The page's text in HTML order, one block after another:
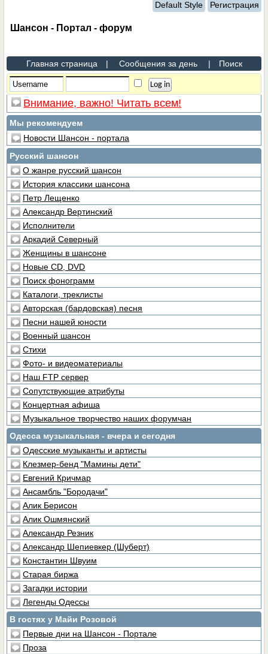
Default Style Регистрация
Шансон - Портал - форум
Главная страница | Сообщения за день | Поиск
Внимание, важно! Читать всем!
Мы рекомендуем
Новости Шансон - портала
Русский шансон
О жанре русский шансон
История классики шансона
Петр Лещенко
Александр Вертинский
Исполнители
Аркадий Северный
Женщины в шансоне
Новые CD, DVD
Поиск фонограмм
Каталоги, треклисты
Авторская (бардовская) песня
Песни нашей юности
Военный шансон
Стихи
Фото- и видеоматериалы
Наш FTP сервер
Сопутствующие атрибуты
Концертная афиша
Музыкальное творчество наших форумчан
Одесса музыкальная - вчера и сегодня
Одесские музыканты и артисты
Клезмер-бенд "Мамины дети"
Евгений Кричмар
Ансамбль "Бородачи"
Алик Берисон
Алик Ошмянский
Александр Резник
Александр Шепиевкер (Шуберт)
Константин Швуим
Старая биржа
Загадки истории
Легенды Одессы
В гостях у Майи Розовой
Первые дни на Шансон - Портале
Проза